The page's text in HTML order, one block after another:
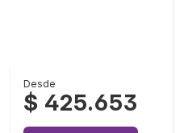
Desde
$ 425.653